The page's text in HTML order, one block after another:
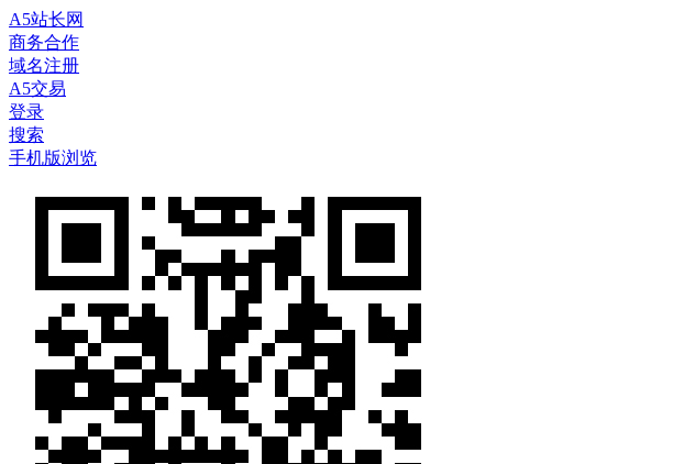
A5站长网
商务合作
域名注册
A5交易
登录
搜索
手机版浏览